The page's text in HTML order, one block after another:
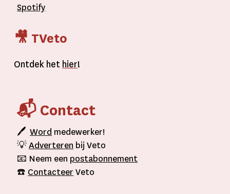
Spotify
🎥 TVeto
Ontdek het hier!
📬 Contact
🖊Word medewerker!
💡Adverteren bij Veto
📧 Neem een postabonnement
☎️ Contacteer Veto